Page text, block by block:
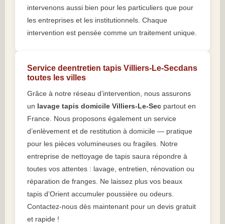
intervenons aussi bien pour les particuliers que pour
les entreprises et les institutionnels. Chaque
intervention est pensée comme un traitement unique.
Service deentretien tapis Villiers-Le-Secdans
toutes les villes
Grâce à notre réseau d’intervention, nous assurons
un lavage tapis domicile Villiers-Le-Sec partout en
France. Nous proposons également un service
d’enlèvement et de restitution à domicile — pratique
pour les pièces volumineuses ou fragiles. Notre
entreprise de nettoyage de tapis saura répondre à
toutes vos attentes : lavage, entretien, rénovation ou
réparation de franges. Ne laissez plus vos beaux
tapis d’Orient accumuler poussière ou odeurs.
Contactez-nous dès maintenant pour un devis gratuit
et rapide !